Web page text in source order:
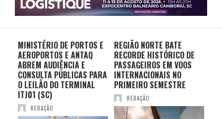
MINISTÉRIO DE PORTOS E
AEROPORTOS E ANTAQ
ABREM AUDIÊNCIA E
CONSULTA PÚBLICAS PARA
O LEILÃO DO TERMINAL
ITJ01 (SC)
REDAÇÃO
REGIÃO NORTE BATE
RECORDE HISTÓRICO DE
PASSAGEIROS EM VOOS
INTERNACIONAIS NO
PRIMEIRO SEMESTRE
REDAÇÃO